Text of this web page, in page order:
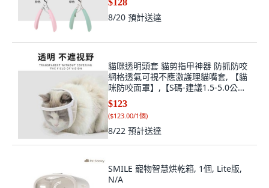
$128
8/20 預計送達
貓咪透明頭套 貓剪指甲神器 防抓防咬
網格透氣可視不應激護理貓嘴套, 【貓
咪防咬面罩】,【S碼-建議1.5-5.0公
斤】, 1個
$123
($123.00/1個)
8/22 預計送達
SMILE 寵物智慧烘乾箱, 1個, Lite版,
N/A